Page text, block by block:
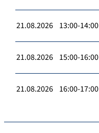
21.08.2026 13:00-14:00
21.08.2026 15:00-16:00
21.08.2026 16:00-17:00